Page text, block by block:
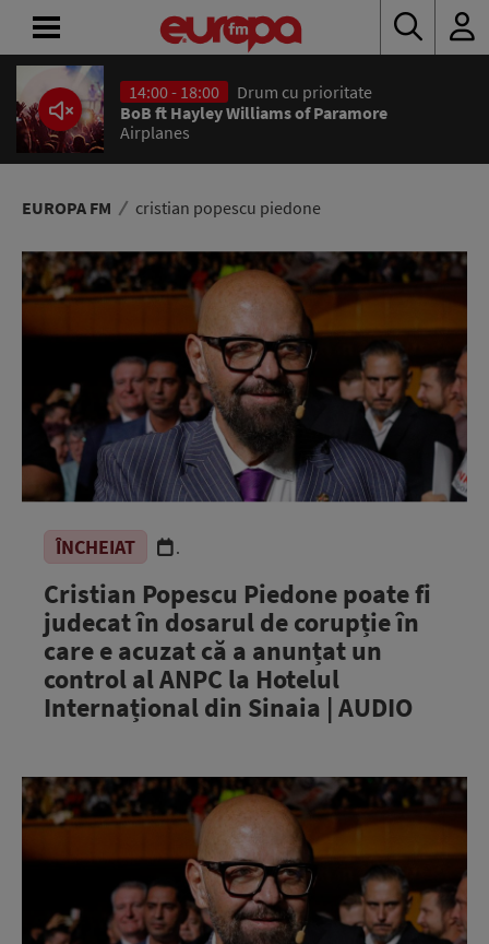
14:00 - 18:00
Drum cu prioritate
BoB ft Hayley Williams of Paramore
Airplanes
EUROPA FM cristian popescu piedone
ÎNCHEIAT .
Cristian Popescu Piedone poate fi
judecat în dosarul de corupție în
care e acuzat că a anunțat un
control al ANPC la Hotelul
Internațional din Sinaia | AUDIO
ACASĂ
ȘTIRI
RADIO
CONCURSURI
PODCAST
ASCULTĂ
LIVE